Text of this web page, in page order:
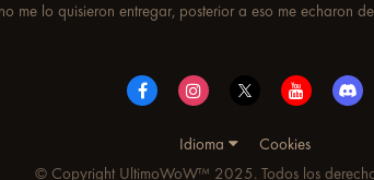
me lo quisieron entregar, posterior a eso me echaron
Idioma
Cookies
© Copyright UltimoWoW™ 2025. Todos los